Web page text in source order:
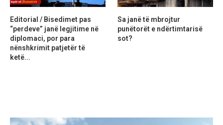
Editorial / Bisedimet pas
“perdeve” janë legjitime në
diplomaci, por para
nënshkrimit patjetër të
ketë...
Sa janë të mbrojtur
punëtorët e ndërtimtarisë
sot?